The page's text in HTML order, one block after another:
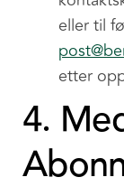
eller til
etter
4.